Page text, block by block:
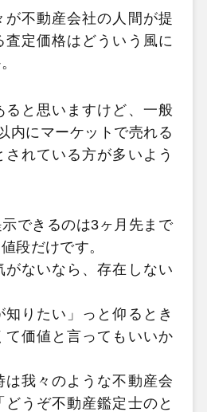
が不動産会社の人間が提
査定価格はどういう風に
ると思いますけど、一般
内にマーケットで売れる
れている方が多いよう
できるのは3ヶ月先まで
段だけです。
がないなら、存在しない
りたい」っと仰るとき
て価値と言ってもいいか
は我々のような不動産会
うぞ不動産鑑定士のと